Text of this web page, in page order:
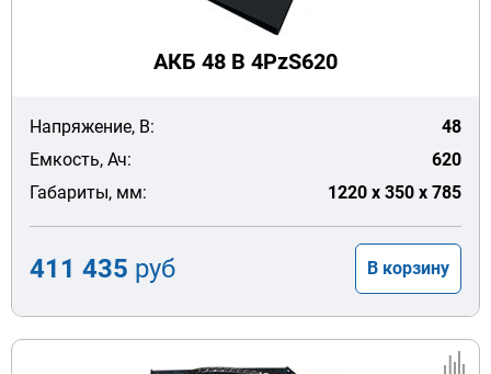
АКБ 48 В 4PzS620
Напряжение, В:
48
Емкость, Ач:
620
Габариты, мм:
1220 x 350 x 785
411 435 руб В корзину